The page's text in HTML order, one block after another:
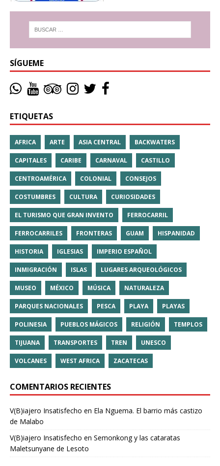
SÍGUEME
ETIQUETAS
AFRICA ARTE ASIA CENTRAL BACKWATERS
CAPITALES CARIBE CARNAVAL CASTILLO
CENTROAMÉRICA COLONIAL CONSEJOS
COSTUMBRES CULTURA CURIOSIDADES
EL TURISMO QUE GRAN INVENTO FERROCARRIL
FERROCARRILES FRONTERAS GUAM HISPANIDAD
HISTORIA IGLESIAS IMPERIO ESPAÑOL
INMIGRACIÓN ISLAS LUGARES ARQUEOLÓGICOS
MUSEO MÉXICO MÚSICA NATURALEZA
PARQUES NACIONALES PESCA PLAYA PLAYAS
POLINESIA PUEBLOS MÁGICOS RELIGIÓN TEMPLOS
TIJUANA TRANSPORTES TREN UNESCO
VOLCANES WEST AFRICA ZACATECAS
COMENTARIOS RECIENTES
V(B)iajero Insatisfecho en Ela Nguema. El barrio más castizo
de Malabo
V(B)iajero Insatisfecho en Semonkong y las cataratas
Maletsunyane de Lesoto